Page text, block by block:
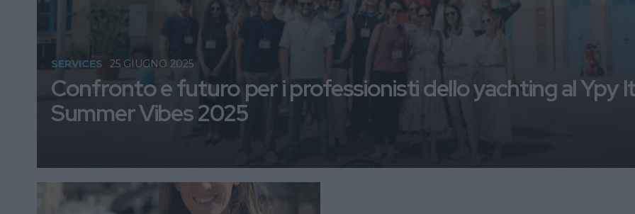
Confronto e futuro per i professionisti dello yachting al Ypy
Summer Vibes 2025
SERVICES 25 GIUGNO 2025